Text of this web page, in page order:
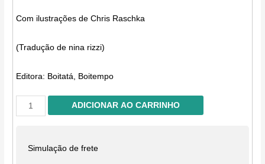
Com ilustrações de Chris Raschka
(Tradução de nina rizzi)
Editora: Boitatá, Boitempo
Minha
dança
história
ADICIONAR AO CARRINHO
Simulação de frete